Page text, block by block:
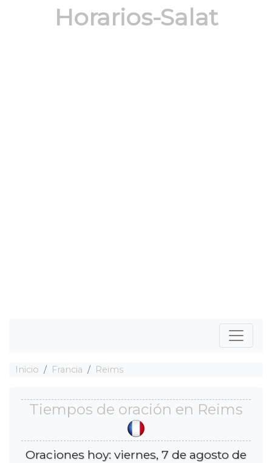
Horarios-Salat
Inicio Francia Reims
Tiempos de oración en Reims
Oraciones hoy: viernes, 7 de agosto de